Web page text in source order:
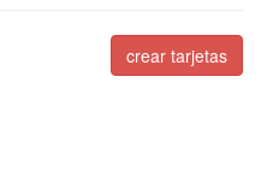
crear tarjetas